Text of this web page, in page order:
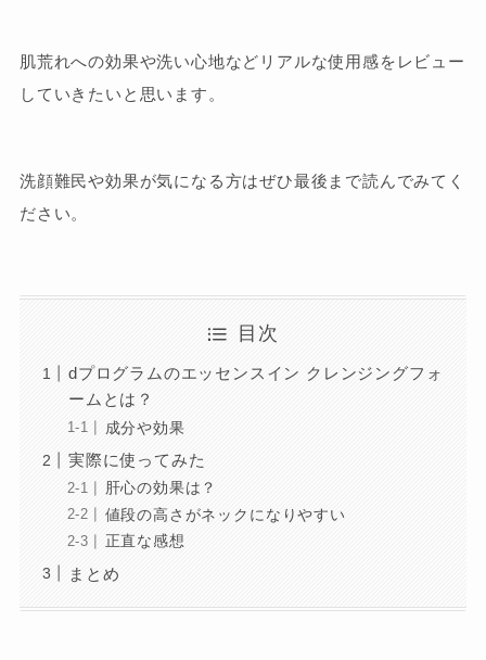
肌荒れへの効果や洗い心地などリアルな使用感をレビュー
していきたいと思います。
洗顔難民や効果が気になる方はぜひ最後まで読んでみてく
ださい。
目次
dプログラムのエッセンスイン クレンジングフォ
ームとは？
成分や効果
実際に使ってみた
肝心の効果は？
値段の高さがネックになりやすい
正直な感想
まとめ